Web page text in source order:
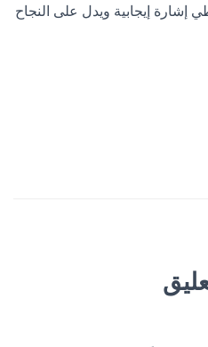
إشارة إيجابية ويدل على النجاح